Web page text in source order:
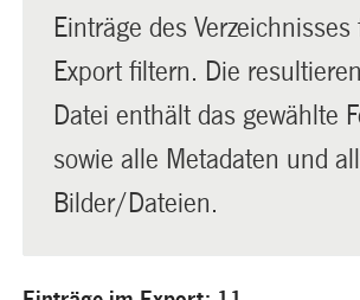
Einträge des Verzeichnisses
Export filtern. Die
Datei enthält das gewählte
sowie alle Metadaten und
Bilder/Dateien.